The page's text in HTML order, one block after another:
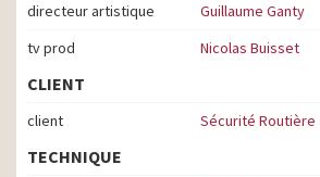
directeur artistique
Guillaume Ganty
tv prod
Nicolas Buisset
CLIENT
client Sécurité Routière
TECHNIQUE